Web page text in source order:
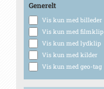
Generelt
Vis kun med billeder
Vis kun med filmklip
Vis kun med lydklip
Vis kun med kilder
Vis kun med geo-tag